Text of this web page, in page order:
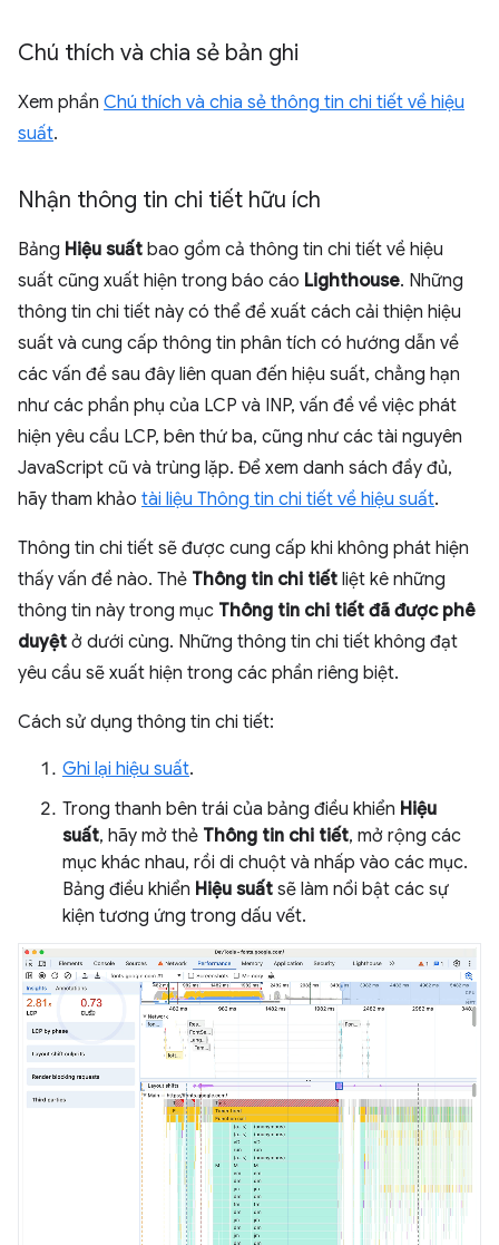
Chú thích và chia sẻ bản ghi
Xem phần Chú thích và chia sẻ thông tin chi tiết về hiệu
suất.
Nhận thông tin chi tiết hữu ích
Bảng Hiệu suất bao gồm cả thông tin chi tiết về hiệu
suất cũng xuất hiện trong báo cáo Lighthouse. Những
thông tin chi tiết này có thể đề xuất cách cải thiện hiệu
suất và cung cấp thông tin phân tích có hướng dẫn về
các vấn đề sau đây liên quan đến hiệu suất, chẳng hạn
như các phần phụ của LCP và INP, vấn đề về việc phát
hiện yêu cầu LCP, bên thứ ba, cũng như các tài nguyên
JavaScript cũ và trùng lặp. Để xem danh sách đầy đủ,
hãy tham khảo tài liệu Thông tin chi tiết về hiệu suất.
Thông tin chi tiết sẽ được cung cấp khi không phát hiện
thấy vấn đề nào. Thẻ Thông tin chi tiết liệt kê những
thông tin này trong mục Thông tin chi tiết đã được phê
duyệt ở dưới cùng. Những thông tin chi tiết không đạt
yêu cầu sẽ xuất hiện trong các phần riêng biệt.
Cách sử dụng thông tin chi tiết:
Ghi lại hiệu suất.
Trong thanh bên trái của bảng điều khiển Hiệu
suất, hãy mở thẻ Thông tin chi tiết, mở rộng các
mục khác nhau, rồi di chuột và nhấp vào các mục.
Bảng điều khiển Hiệu suất sẽ làm nổi bật các sự
kiện tương ứng trong dấu vết.